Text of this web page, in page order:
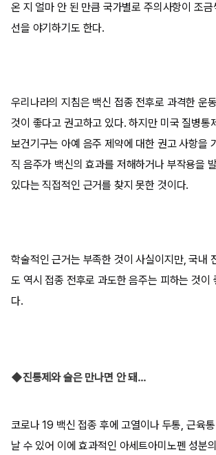
온 지 얼마 안 된 만큼 국가별로 주의사항이 조
선을 야기하기도 한다.
우리나라의 지침은 백신 접종 전후로 과격한 운
것이 좋다고 권고하고 있다. 하지만 미국 질병통
보건기구는 아예 음주 제약에 대한 권고 사항을
직 음주가 백신의 효과를 저해하거나 부작용을
있다는 직접적인 근거를 찾지 못한 것이다.
학술적인 근거는 부족한 것이 사실이지만, 국내
도 역시 접종 전후로 과도한 음주는 피하는 것이
다.
◆진통제와 술은 만나면 안 돼…
코로나 19 백신 접종 후에 고열이나 두통, 근육
날 수 있어 이에 효과적인 아세트아미노펜 성분